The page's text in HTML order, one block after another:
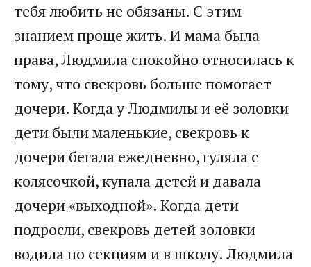
тебя любить не обязаны. С этим
знанием проще жить. И мама была
права, Людмила спокойно относилась к
тому, что свекровь больше помогает
дочери. Когда у Людмилы и её золовки
дети были маленькие, свекровь к
дочери бегала ежедневно, гуляла с
колясочкой, купала детей и давала
дочери «выходной». Когда дети
подросли, свекровь детей золовки
водила по секциям и в школу. Людмила